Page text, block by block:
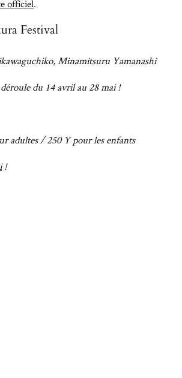
officiel.
Festival
Minamitsuru Yamanashi
du 14 avril au 28 mai !
adultes / 250 Y pour les enfants
!